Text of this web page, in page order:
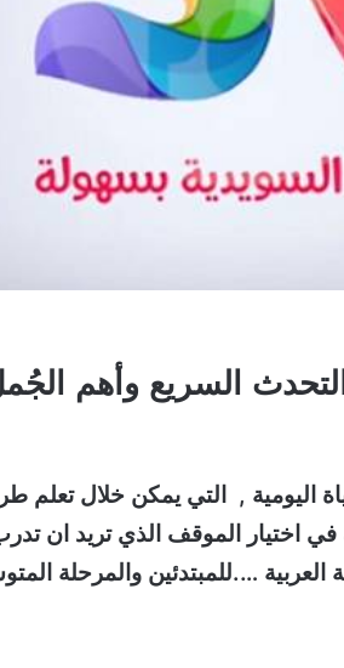
السريع وأهم
, التي يمكن خلال تعلم
اختيار الموقف الذي تريد ان
العربية ….للمبتدئين والمرحلة